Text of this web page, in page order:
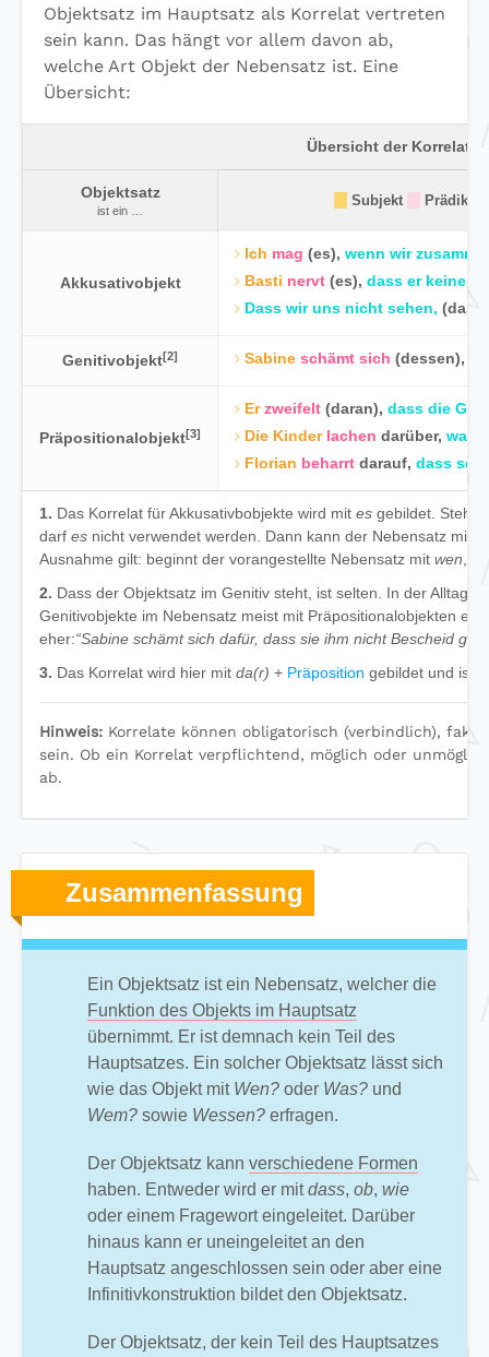
Objektsatz im Hauptsatz als Korrelat vertreten
sein kann. Das hängt vor allem davon ab,
welche Art Objekt der Nebensatz ist. Eine
Übersicht:
Übersicht der Korrelate
Objektsatz
ist ein …
Subjekt Prädikat
Akkusativobjekt
Ich mag (es), wenn wir
Basti nervt (es), dass er keine
Dass wir uns nicht sehen, (das)
Genitivobjekt[2] Sabine schämt sich (dessen),
Präpositionalobjekt[3]
Er zweifelt (daran), dass die
Die Kinder lachen darüber, was
Florian beharrt darauf, dass
1. Das Korrelat für Akkusativbobjekte wird mit es gebildet. Steht
darf es nicht verwendet werden. Dann kann der Nebensatz mit
Ausnahme gilt: beginnt der vorangestellte Nebensatz mit wen,
2. Dass der Objektsatz im Genitiv steht, ist selten. In der
Genitivobjekte im Nebensatz meist mit Präpositionalobjekten
eher:“Sabine schämt sich dafür, dass sie ihm nicht Bescheid
3. Das Korrelat wird hier mit da(r) + Präposition gebildet und ist
Hinweis: Korrelate können obligatorisch (verbindlich),
sein. Ob ein Korrelat verpflichtend, möglich oder
ab.
Zusammenfassung
Ein Objektsatz ist ein Nebensatz, welcher die
Funktion des Objekts im Hauptsatz
übernimmt. Er ist demnach kein Teil des
Hauptsatzes. Ein solcher Objektsatz lässt sich
wie das Objekt mit Wen? oder Was? und
Wem? sowie Wessen? erfragen.
Der Objektsatz kann verschiedene Formen
haben. Entweder wird er mitdass, ob, wie
oder einem Fragewort eingeleitet. Darüber
hinaus kann er uneingeleitet an den
Hauptsatz angeschlossen sein oder aber eine
Infinitivkonstruktion bildet den Objektsatz.
Der Objektsatz, der kein Teil des Hauptsatzes